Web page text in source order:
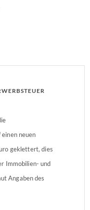
neuen
geklettert, dies
Immobilien- und
Angaben des